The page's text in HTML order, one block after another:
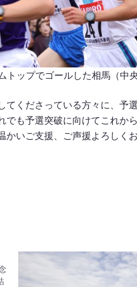
トップでゴールした相馬（中
てくださっている方々に、予
でも予選突破に向けてこれか
いご支援、ご声援よろしくお